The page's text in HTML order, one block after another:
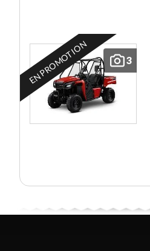
3
EN PROMOTION